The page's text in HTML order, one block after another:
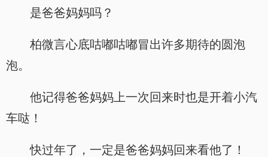
是爸爸妈妈吗？
柏微言心底咕嘟咕嘟冒出许多期待的圆泡
泡。
他记得爸爸妈妈上一次回来时也是开着小汽
车哒！
快过年了，一定是爸爸妈妈回来看他了！